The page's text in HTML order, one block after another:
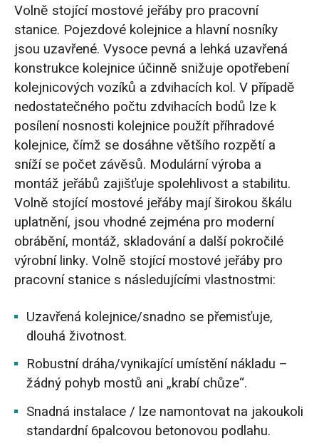
Volně stojící mostové jeřáby pro pracovní
stanice. Pojezdové kolejnice a hlavní nosníky
jsou uzavřené. Vysoce pevná a lehká uzavřená
konstrukce kolejnice účinně snižuje opotřebení
kolejnicových vozíků a zdvihacích kol. V případě
nedostatečného počtu zdvihacích bodů lze k
posílení nosnosti kolejnice použít příhradové
kolejnice, čímž se dosáhne většího rozpětí a
sníží se počet závěsů. Modulární výroba a
montáž jeřábů zajišťuje spolehlivost a stabilitu.
Volně stojící mostové jeřáby mají širokou škálu
uplatnění, jsou vhodné zejména pro moderní
obrábění, montáž, skladování a další pokročilé
výrobní linky. Volně stojící mostové jeřáby pro
pracovní stanice s následujícími vlastnostmi:
Uzavřená kolejnice/snadno se přemisťuje,
dlouhá životnost.
Robustní dráha/vynikající umístění nákladu –
žádný pohyb mostů ani „krabí chůze“.
Snadná instalace / lze namontovat na jakoukoli
standardní 6palcovou betonovou podlahu.